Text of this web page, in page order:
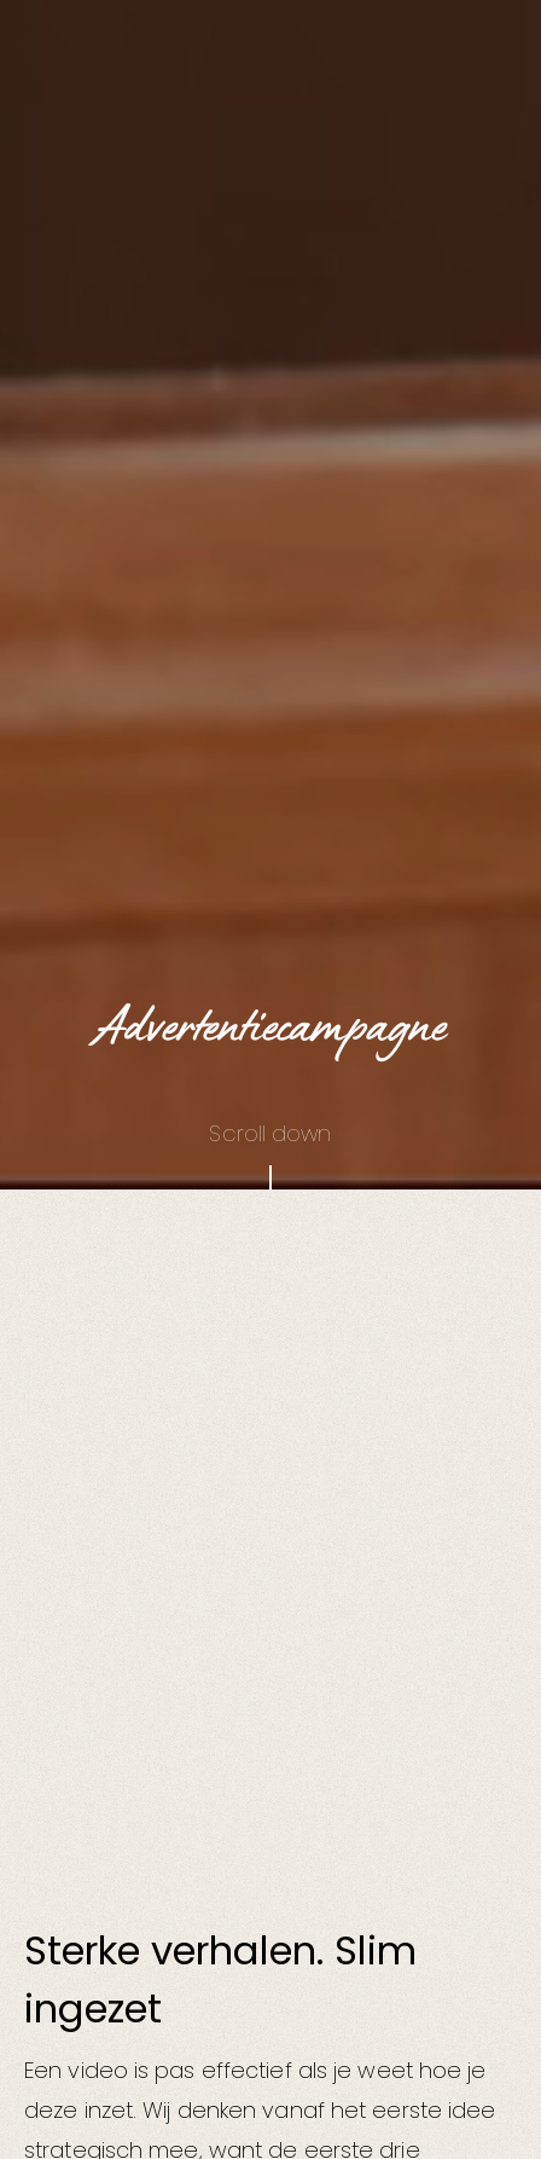
Advertentiecampagne
Scroll down
Sterke verhalen. Slim
ingezet
Een video is pas effectief als je weet hoe je
deze inzet. Wij denken vanaf het eerste idee
strategisch mee, want de eerste drie